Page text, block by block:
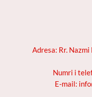
Adresa: Rr.
Numri i
E-mail: